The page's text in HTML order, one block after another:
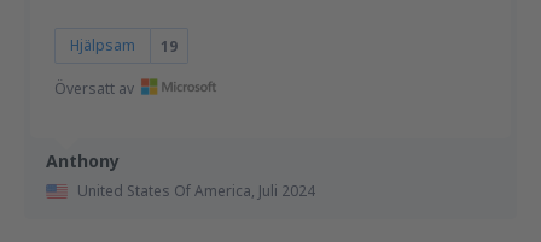
Anthony
United States Of America, Juli 2024
Hjälpsam 19
Översatt av